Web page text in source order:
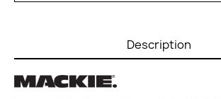
Description